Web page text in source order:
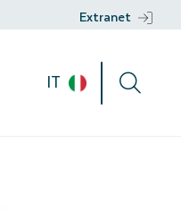
Extranet
IT